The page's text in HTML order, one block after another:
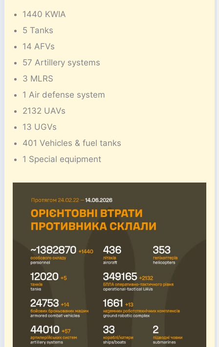
1440 KWIA
5 Tanks
14 AFVs
57 Artillery systems
3 MLRS
1 Air defense system
2132 UAVs
13 UGVs
401 Vehicles & fuel tanks
1 Special equipment